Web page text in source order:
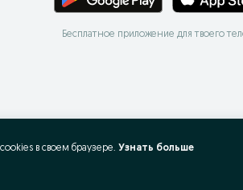
Бесплатное приложение для твоего
в своeм браузере. Узнать больше